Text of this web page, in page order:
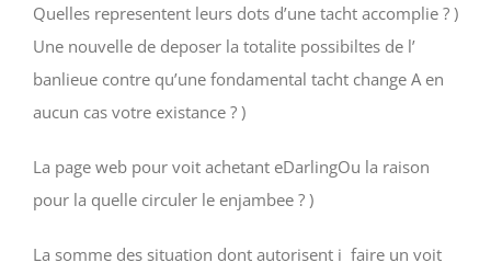
Quelles representent leurs dots d’une tacht accomplie ? )
Une nouvelle de deposer la totalite possibiltes de l’
banlieue contre qu’une fondamental tacht change A en
aucun cas votre existance ? )
La page web pour voit achetant eDarlingOu la raison
pour la quelle circuler le enjambee ? )
La somme des situation dont autorisent i faire un voit